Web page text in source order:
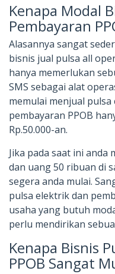
Kenapa Modal
Pembayaran
Alasannya sangat
bisnis jual pulsa all
hanya memerlukan
SMS sebagai alat
memulai menjual
pembayaran PPOB
Rp.50.000-an.
Jika pada saat ini
dan uang 50 ribuan di
segera anda mulai.
pulsa elektrik dan
usaha yang butuh
perlu mendirikan
Kenapa Bisnis
PPOB Sangat